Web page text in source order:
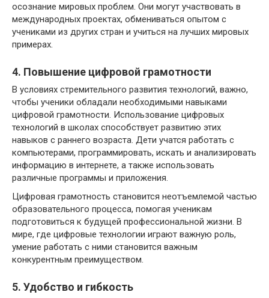
осознание мировых проблем. Они могут участвовать в
международных проектах, обмениваться опытом с
учениками из других стран и учиться на лучших мировых
примерах.
4. Повышение цифровой грамотности
В условиях стремительного развития технологий, важно,
чтобы ученики обладали необходимыми навыками
цифровой грамотности. Использование цифровых
технологий в школах способствует развитию этих
навыков с раннего возраста. Дети учатся работать с
компьютерами, программировать, искать и анализировать
информацию в интернете, а также использовать
различные программы и приложения.
Цифровая грамотность становится неотъемлемой частью
образовательного процесса, помогая ученикам
подготовиться к будущей профессиональной жизни. В
мире, где цифровые технологии играют важную роль,
умение работать с ними становится важным
конкурентным преимуществом.
5. Удобство и гибкость